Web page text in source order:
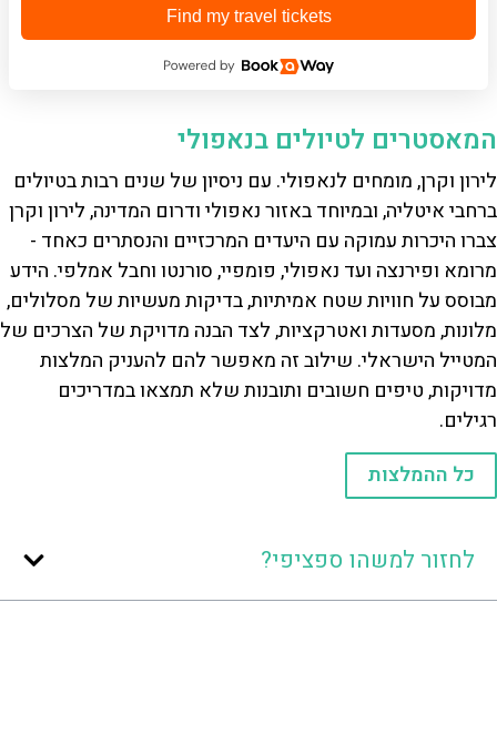
Find my travel tickets
המאסטרים לטיולים בנאפולי
לירון וקרן, מומחים לנאפולי. עם ניסיון של שנים רבות בטיולים
ברחבי איטליה, ובמיוחד באזור נאפולי ודרום המדינה, לירון וקרן
צברו היכרות עמוקה עם היעדים המרכזיים והנסתרים כאחד -
מרומא ופירנצה ועד נאפולי, פומפיי, סורנטו וחבל אמלפי. הידע
מבוסס על חוויות שטח אמיתיות, בדיקות מעשיות של מסלולים,
מלונות, מסעדות ואטרקציות, לצד הבנה מדויקת של הצרכים של
המטייל הישראלי. שילוב זה מאפשר להם להעניק המלצות
מדויקות, טיפים חשובים ותובנות שלא תמצאו במדריכים
רגילים.
כל ההמלצות
לחזור למשהו ספציפי?